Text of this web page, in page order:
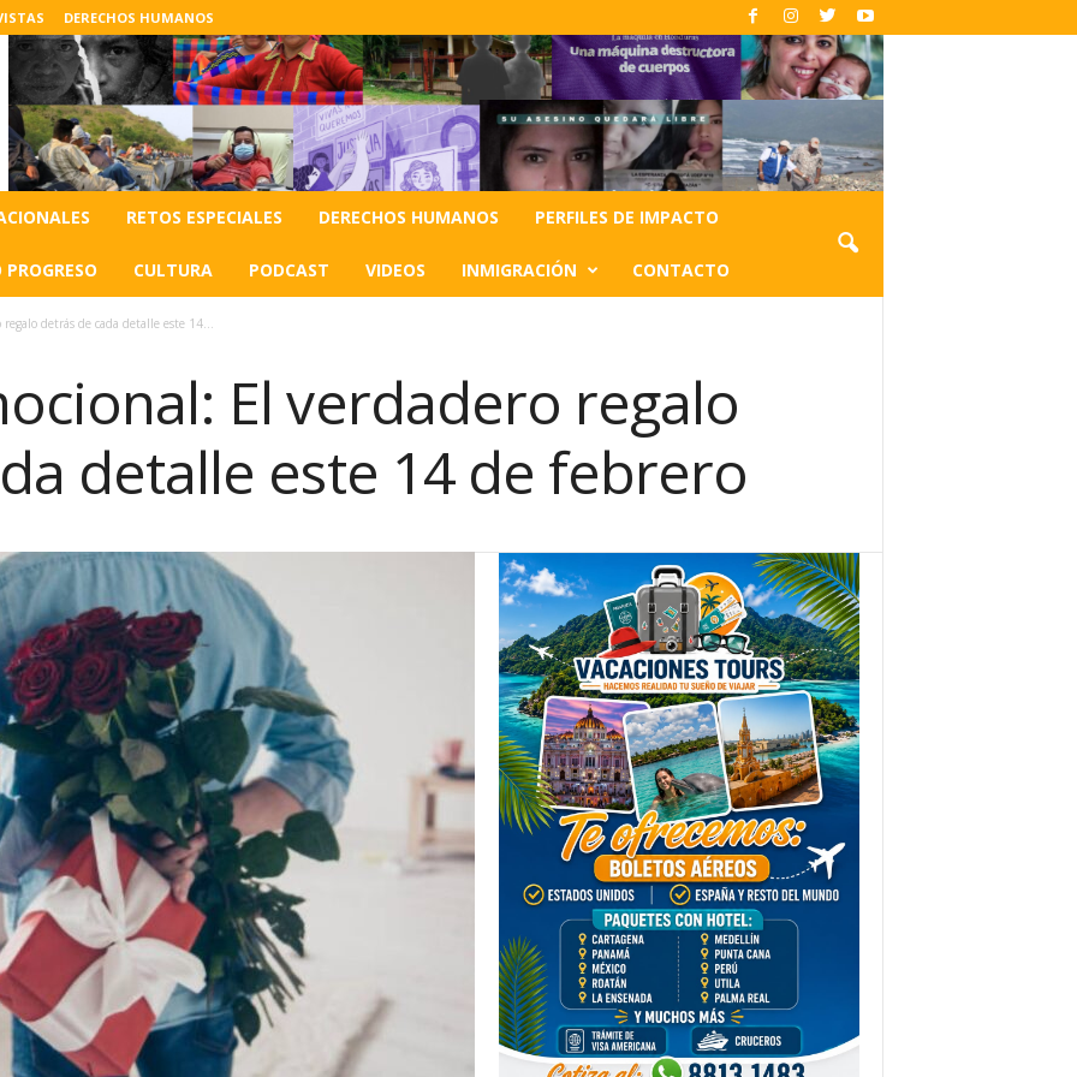
DERECHOS HUMANOS
RETOS ESPECIALES DERECHOS HUMANOS PERFILES DE IMPACTO
PROGRESO CULTURA PODCAST VIDEOS INMIGRACIÓN CONTACTO
detrás de cada detalle este 14...
El verdadero regalo
detalle este 14 de febrero